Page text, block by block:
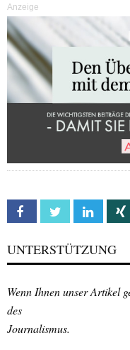
Anzeige
Facebook Twitter Linkedin
UNTERSTÜTZUNG
Wenn Ihnen unser Artikel
des
Journalismus.